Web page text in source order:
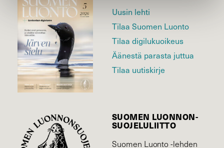
Uusin lehti
Tilaa Suomen Luonto
Tilaa digilukuoikeus
Äänestä parasta juttua
Tilaa uutiskirje
SUOMEN LUONNON­
SUOJELU­LIITTO
Suomen Luonto -lehden